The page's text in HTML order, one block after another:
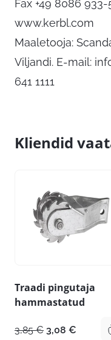
Fax +49 8086 933-
www.kerbl.com
Maaletooja:
Viljandi. E-mail:
641 1111
Kliendid
Traadi pingutaja
hammastatud
3,85€ Algne
3,08 €